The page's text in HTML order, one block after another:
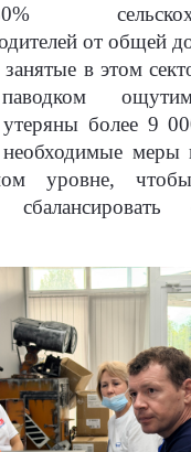
от общей
в этом
утеряны более 9
меры
уровне,